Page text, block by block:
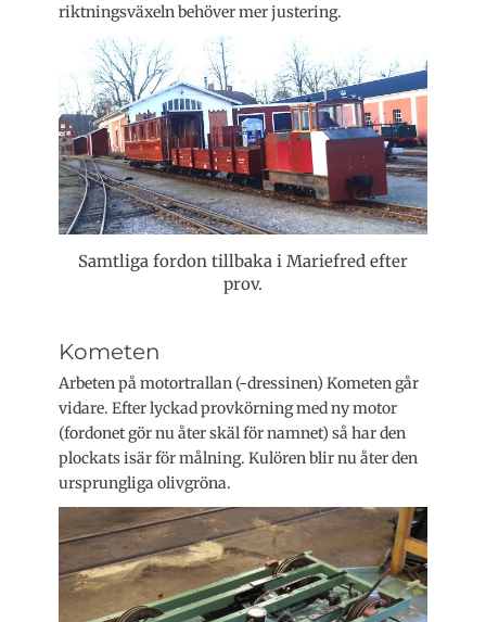
riktningsväxeln behöver mer justering.
Samtliga fordon tillbaka i Mariefred efter
prov.
Kometen
Arbeten på motortrallan (-dressinen) Kometen går
vidare. Efter lyckad provkörning med ny motor
(fordonet gör nu åter skäl för namnet) så har den
plockats isär för målning. Kulören blir nu åter den
ursprungliga olivgröna.